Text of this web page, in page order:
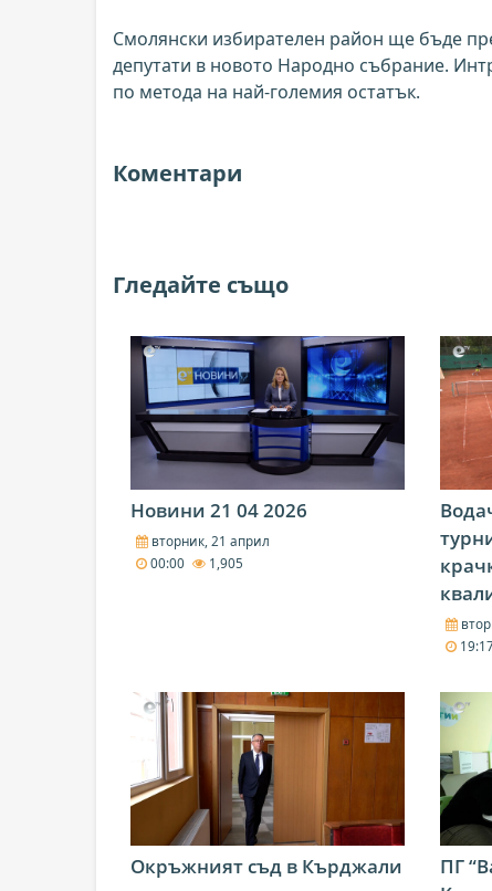
Смолянски избирателен район ще бъде
депутати в новото Народно събрание.
по метода на най-големия остатък.
Коментари
Гледайте също
Новини 21 04 2026
вторник, 21 април
00:00
1,905
Окръжният съд в Кърджали
ПГ